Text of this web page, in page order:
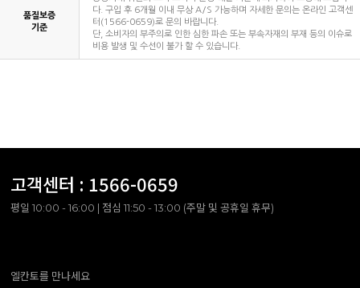
품질보증
기준
다. 구입 후 6개월 이내 무상 A/S 가능하며 자세한 문의는 온라인 고객센
터(1566-0659)로 문의 바랍니다.
단, 소비자의 부주의로 인한 심한 파손 또는 부속자재의 부재 등의 이슈로
비용 발생 및 수선이 불가 할 수 있습니다.
고객센터 : 1566-0659
평일 10:00 - 16:00 | 점심 11:50 - 13:00 (주말 및 공휴일 휴무)
엘칸토를 만나세요